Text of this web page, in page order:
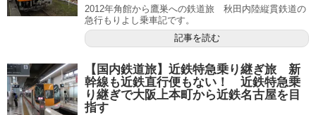
2012年角館から鷹巣への鉄道旅 秋田内陸縦貫鉄道の
急行もりよし乗車記です。
記事を読む
【国内鉄道旅】近鉄特急乗り継ぎ旅 新
幹線も近鉄直行便もない！ 近鉄特急乗
り継ぎで大阪上本町から近鉄名古屋を目
指す